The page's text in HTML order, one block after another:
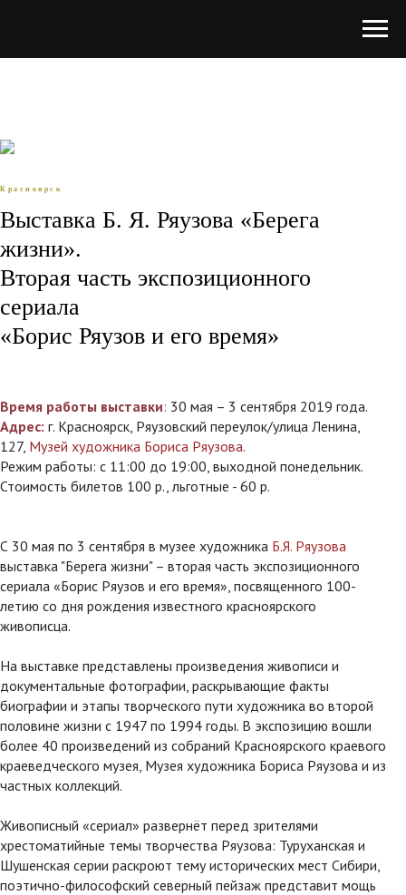
Красноярск
Выставка Б. Я. Ряузова «Берега
жизни».
Вторая часть экспозиционного
сериала
«Борис Ряузов и его время»
Время работы выставки: 30 мая – 3 сентября 2019 года.
Адрес: г. Красноярск, Ряузовский переулок/улица Ленина,
127, Музей художника Бориса Ряузова.
Режим работы: с 11:00 до 19:00, выходной понедельник.
Стоимость билетов 100 р., льготные - 60 р.
С 30 мая по 3 сентября в музее художника Б.Я. Ряузова
выставка "Берега жизни" – вторая часть экспозиционного
сериала «Борис Ряузов и его время», посвященного 100-
летию со дня рождения известного красноярского
живописца.
На выставке представлены произведения живописи и
документальные фотографии, раскрывающие факты
биографии и этапы творческого пути художника во второй
половине жизни с 1947 по 1994 годы. В экспозицию вошли
более 40 произведений из собраний Красноярского краевого
краеведческого музея, Музея художника Бориса Ряузова и из
частных коллекций.
Живописный «сериал» развернёт перед зрителями
хрестоматийные темы творчества Ряузова: Туруханская и
Шушенская серии раскроют тему исторических мест Сибири,
поэтично-философский северный пейзаж представит мощь